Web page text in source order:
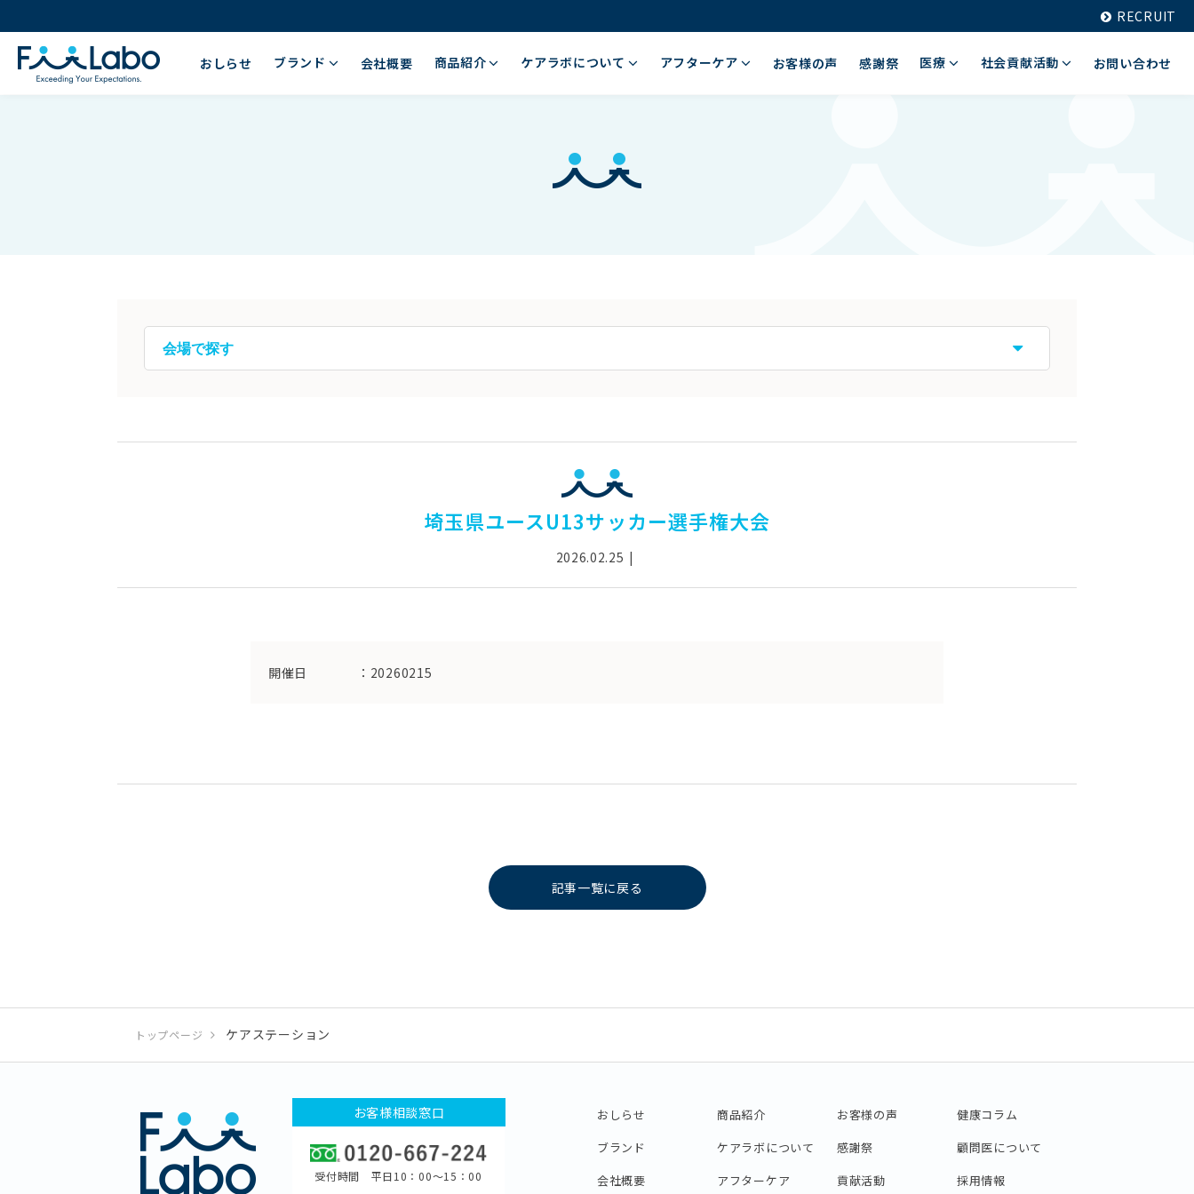
RECRUIT
おしらせ ブランド 会社概要 商品紹介 ケアラボについて アフターケア お客様の声 感謝祭 医療 社会貢献活動 お問い合わせ
埼玉県ユースU13サッカー選手権大会
2026.02.25
開催日 ：20260215
記事一覧に戻る
トップページ ケアステーション
お客様相談窓口
受付時間 平日10：00〜15：00
おしらせ
ブランド
会社概要
商品紹介
ケアラボについて
アフターケア
お客様の声
感謝祭
貢献活動
健康コラム
顧問医について
採用情報